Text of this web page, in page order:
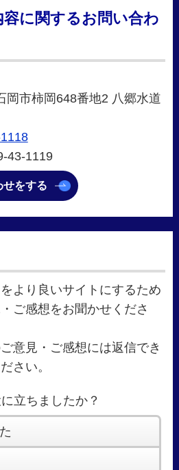
に関するお問い合わ
岡市柿岡648番地2 八郷水道
43-1119
せをする
より良いサイトにするため
ご感想をお聞かせくださ
意見・ご感想には返信でき
さい。
立ちましたか？